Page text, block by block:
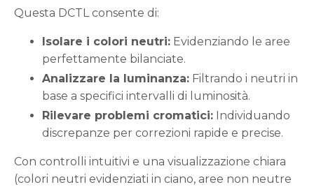
Questa DCTL consente di:
Isolare i colori neutri: Evidenziando le aree
perfettamente bilanciate.
Analizzare la luminanza: Filtrando i neutri in
base a specifici intervalli di luminosità.
Rilevare problemi cromatici: Individuando
discrepanze per correzioni rapide e precise.
Con controlli intuitivi e una visualizzazione chiara
(colori neutri evidenziati in ciano, aree non neutre